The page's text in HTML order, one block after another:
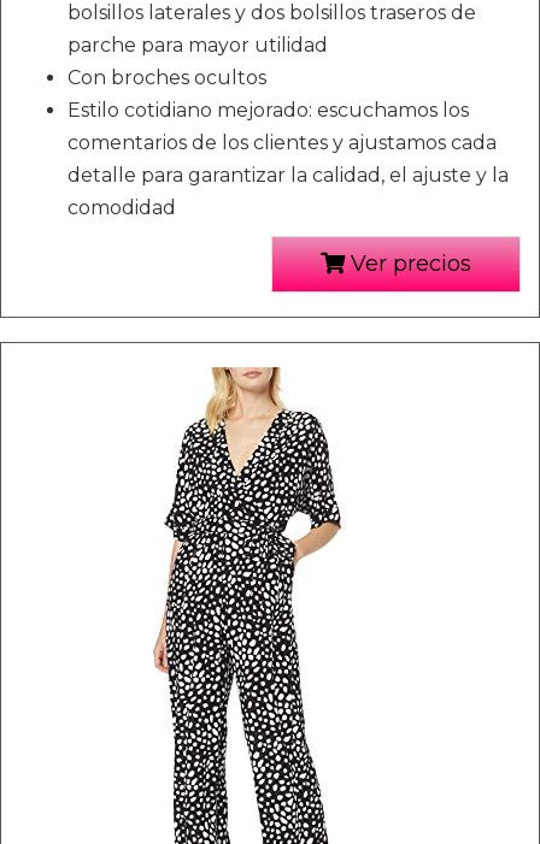
bolsillos laterales y dos bolsillos traseros de
parche para mayor utilidad
Con broches ocultos
Estilo cotidiano mejorado: escuchamos los
comentarios de los clientes y ajustamos cada
detalle para garantizar la calidad, el ajuste y la
comodidad
Ver precios